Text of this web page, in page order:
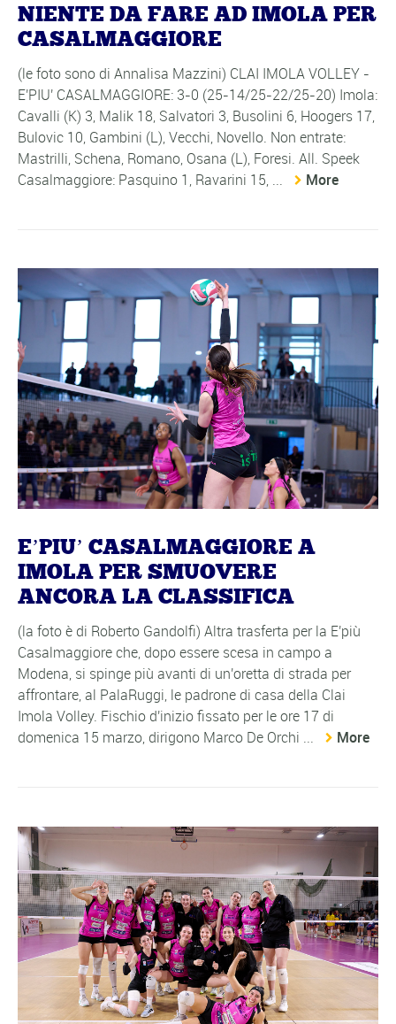
NIENTE DA FARE AD IMOLA PER
CASALMAGGIORE
(le foto sono di Annalisa Mazzini) CLAI IMOLA VOLLEY -
E'PIU' CASALMAGGIORE: 3-0 (25-14/25-22/25-20) Imola:
Cavalli (K) 3, Malik 18, Salvatori 3, Busolini 6, Hoogers 17,
Bulovic 10, Gambini (L), Vecchi, Novello. Non entrate:
Mastrilli, Schena, Romano, Osana (L), Foresi. All. Speek
Casalmaggiore: Pasquino 1, Ravarini 15, ...
More
E’PIU’ CASALMAGGIORE A
IMOLA PER SMUOVERE
ANCORA LA CLASSIFICA
(la foto è di Roberto Gandolfi) Altra trasferta per la E'più
Casalmaggiore che, dopo essere scesa in campo a
Modena, si spinge più avanti di un'oretta di strada per
affrontare, al PalaRuggi, le padrone di casa della Clai
Imola Volley. Fischio d'inizio fissato per le ore 17 di
domenica 15 marzo, dirigono Marco De Orchi ...
More